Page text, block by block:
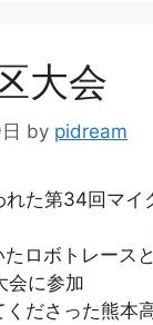
大会
by pidream
れた第34回マイ
ロボトレースと
会に参加
くださった熊本